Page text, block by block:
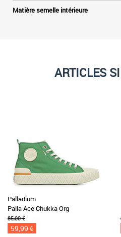
Matière semelle intérieure
ARTICLES
Palladium
Palla Ace Chukka Org
85,00 €
59,99 €